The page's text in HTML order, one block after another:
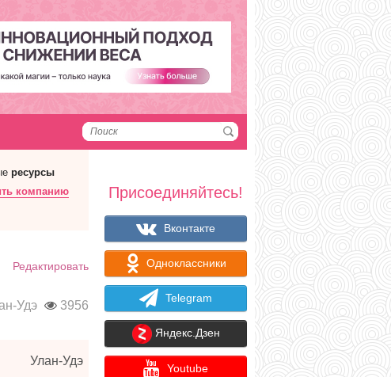
ресурсы
компанию
Редактировать
Удэ 3956
Улан-Удэ
Присоединяйтесь!
Вконтакте
Одноклассники
Telegram
Яндекс.Дзен
Youtube